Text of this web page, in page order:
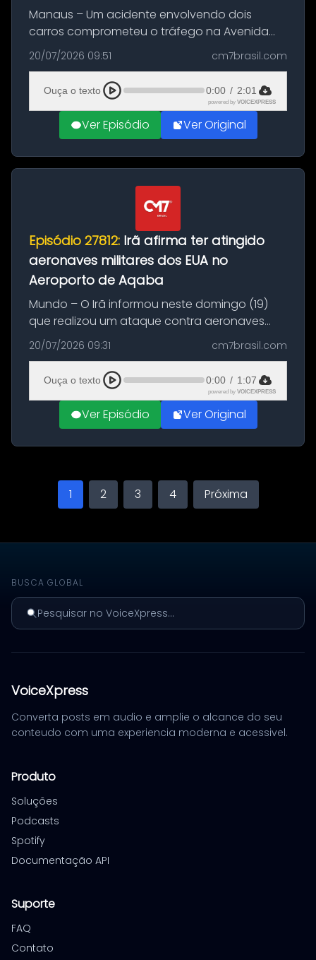
Manaus – Um acidente envolvendo dois
carros comprometeu o tráfego na Avenida
Brasil durante a manhã desta segunda-feira
(20), em frente ao complexo da Prefeitura de
Manaus, na Zona Oeste. A batida ter...
20/07/2026 09:51 cm7brasil.com
Ouça o texto 0:00 / 2:01
powered by VOICEXPRESS
Ver Episódio Ver Original
Episódio 27812: Irã afirma ter atingido
aeronaves militares dos EUA no
Aeroporto de Aqaba
Mundo – O Irã informou neste domingo (19)
que realizou um ataque contra aeronaves
militares dos Estados Unidos estacionadas no
Aeroporto de Aqaba, na Jordânia, durante a
21ª fase da Operação Nasr 2. A...
20/07/2026 09:31 cm7brasil.com
Ouça o texto 0:00 / 1:07
powered by VOICEXPRESS
Ver Episódio Ver Original
1 2 3 4 Próxima
BUSCA GLOBAL
Pesquisar no VoiceXpress...
VoiceXpress
Converta posts em audio e amplie o alcance do seu
conteudo com uma experiencia moderna e acessivel.
Produto
Soluções
Podcasts
Spotify
Documentação API
Suporte
FAQ
Contato